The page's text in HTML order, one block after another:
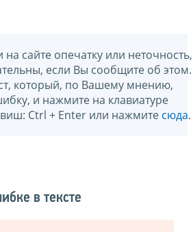
сайте опечатку или неточность,
если Вы сообщите об этом.
который, по Вашему мнению,
и нажмите на клавиатуре
Ctrl + Enter или нажмите сюда.
в тексте